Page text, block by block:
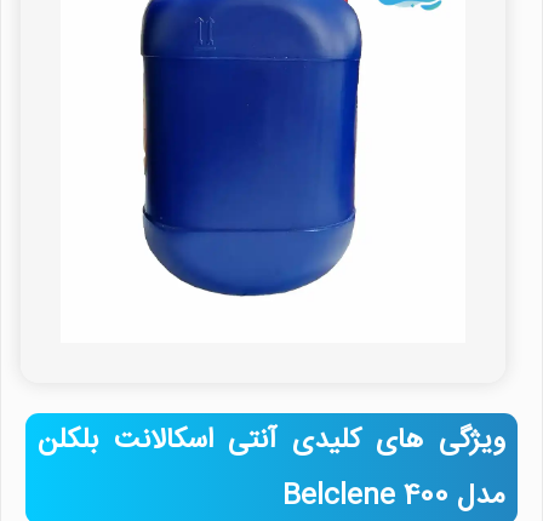
ویژگی های کلیدی آنتی اسکالانت بلکلن
مدل Belclene 400